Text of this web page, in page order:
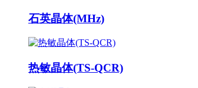
石英晶体(MHz)
热敏晶体(TS-QCR)